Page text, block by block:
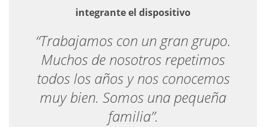
integranteel dispositivo
“Trabajamos con un gran grupo.
Muchos de nosotros repetimos
todos los años y nos conocemos
muy bien. Somos una pequeña
familia”.